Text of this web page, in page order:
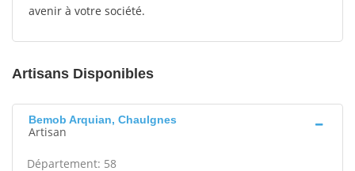
avenir à votre société.
Artisans Disponibles
Bemob Arquian, Chaulgnes
Artisan
Département: 58